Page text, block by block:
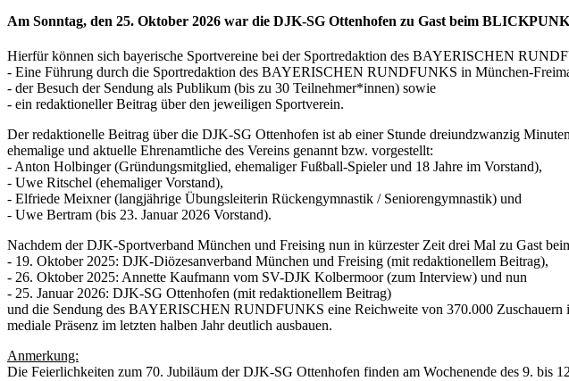
Am Sonntag, den 25. Oktober 2026 war die DJK-SG Ottenhofen zu Gast beim
Hierfür können sich bayerische Sportvereine bei der Sportredaktion des BAYERISCHEN
- Eine Führung durch die Sportredaktion des BAYERISCHEN RUNDFUNKS in München-
- der Besuch der Sendung als Publikum (bis zu 30 Teilnehmer*innen) sowie
- ein redaktioneller Beitrag über den jeweiligen Sportverein.
Der redaktionelle Beitrag über die DJK-SG Ottenhofen ist ab einer Stunde dreiundzwanzig
ehemalige und aktuelle Ehrenamtliche des Vereins genannt bzw. vorgestellt:
- Anton Holbinger (Gründungsmitglied, ehemaliger Fußball-Spieler und 18 Jahre im Vorstand),
- Uwe Ritschel (ehemaliger Vorstand),
- Elfriede Meixner (langjährige Übungsleiterin Rückengymnastik / Seniorengymnastik) und
- Uwe Bertram (bis 23. Januar 2026 Vorstand).
Nachdem der DJK-Sportverband München und Freising nun in kürzester Zeit drei Mal zu Gast
- 19. Oktober 2025: DJK-Diözesanverband München und Freising (mit redaktionellem Beitrag),
- 26. Oktober 2025: Annette Kaufmann vom SV-DJK Kolbermoor (zum Interview) und nun
- 25. Januar 2026: DJK-SG Ottenhofen (mit redaktionellem Beitrag)
und die Sendung des BAYERISCHEN RUNDFUNKS eine Reichweite von 370.000
mediale Präsenz im letzten halben Jahr deutlich ausbauen.
Anmerkung:
Die Feierlichkeiten zum 70. Jubiläum der DJK-SG Ottenhofen finden am Wochenende des 9. bis